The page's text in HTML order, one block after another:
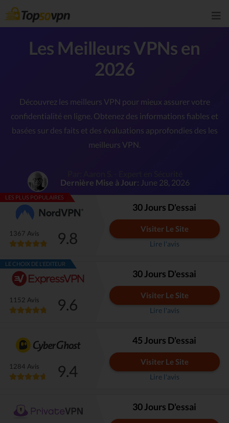
Les Meilleurs VPNs en
2026
Découvrez les meilleurs VPN pour mieux assurer votre
confidentialité en ligne. Obtenez des informations fiables et
basées sur des faits et des évaluations approfondies des les
meilleurs VPN.
Dernière Mise à Jour: June 28, 2026
LES PLUS POPULAIRES
1367 Avis 9.8
30 Jours D'essai
Visiter Le Site
Lire l'avis
LE CHOIX DE L'EDITEUR
1152 Avis 9.6
30 Jours D'essai
Visiter Le Site
Lire l'avis
1284 Avis 9.4
45 Jours D'essai
Visiter Le Site
Lire l'avis
30 Jours D'essai